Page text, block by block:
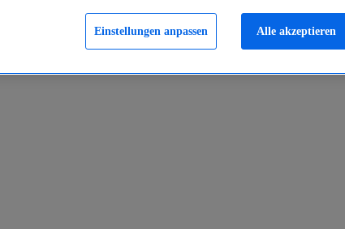
2005-2025
Einstellungen anpassen Alle akzeptieren